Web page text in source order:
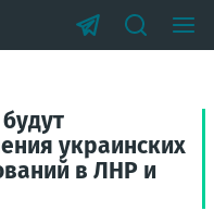
украинских
в ЛНР и